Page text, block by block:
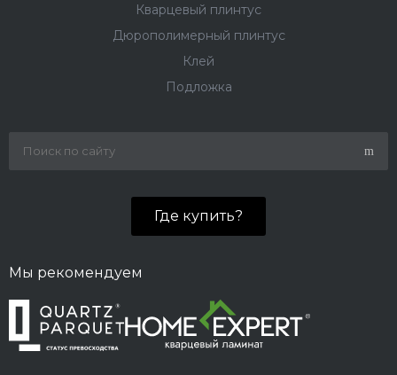
Кварцевый плинтус
Дюрополимерный плинтус
Клей
Подложка
Где купить?
Мы рекомендуем